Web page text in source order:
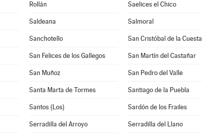
Rollán Saelices el Chico
Saldeana Salmoral
Sanchotello San Cristóbal de la Cuesta
San Felices de los Gallegos San Martín del Castañar
San Muñoz San Pedro del Valle
Santa Marta de Tormes Santiago de la Puebla
Santos (Los) Sardón de los Frailes
Serradilla del Arroyo Serradilla del Llano